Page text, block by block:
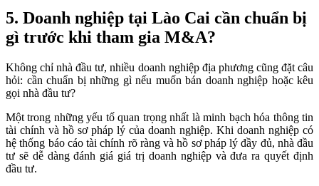
5. Doanh nghiệp tại Lào Cai cần chuẩn bị
gì trước khi tham gia M&A?
Không chỉ nhà đầu tư, nhiều doanh nghiệp địa phương cũng đặt câu
hỏi: cần chuẩn bị những gì nếu muốn bán doanh nghiệp hoặc kêu
gọi nhà đầu tư?
Một trong những yếu tố quan trọng nhất là minh bạch hóa thông tin
tài chính và hồ sơ pháp lý của doanh nghiệp. Khi doanh nghiệp có
hệ thống báo cáo tài chính rõ ràng và hồ sơ pháp lý đầy đủ, nhà đầu
tư sẽ dễ dàng đánh giá giá trị doanh nghiệp và đưa ra quyết định
đầu tư.